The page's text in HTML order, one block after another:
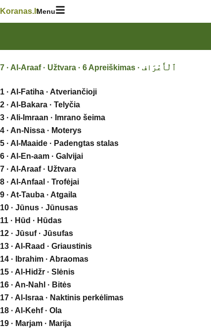
Skip
Koranas.ltMenu
1 · Al-Fatiha · Atveriančioji
2 · Al-Bakara · Telyčia
3 · Ali-Imraan · Imrano šeima
4 · An-Nissa · Moterys
5 · Al-Maaide · Padengtas stalas
6 · Al-En-aam · Galvijai
7 · Al-Araaf · Užtvara
8 · Al-Anfaal · Trofėjai
9 · At-Tauba · Atgaila
10 · Jūnus · Jūnusas
11 · Hūd · Hūdas
12 · Jūsuf · Jūsufas
13 · Al-Raad · Griaustinis
14 · Ibrahim · Abraomas
15 · Al-Hidžr · Slėnis
16 · An-Nahl · Bitės
17 · Al-Israa · Naktinis perkėlimas
18 · Al-Kehf · Ola
19 · Marjam · Marija